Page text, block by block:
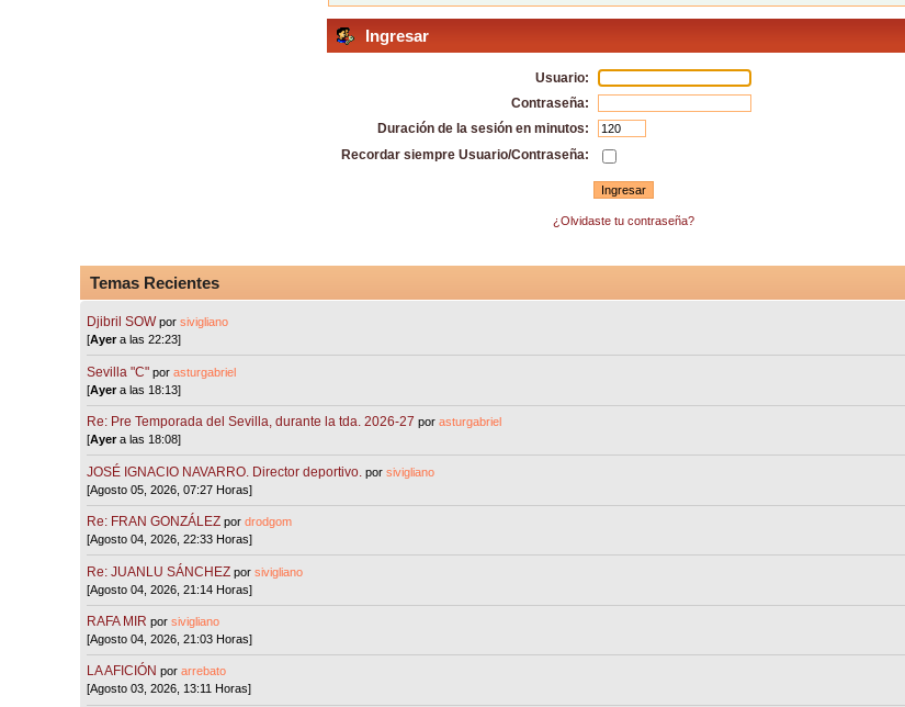
Ingresar
Usuario:
Contraseña:
Duración de la sesión en minutos:
Recordar siempre Usuario/Contraseña:
¿Olvidaste tu contraseña?
Temas Recientes
Djibril SOW porsivigliano
[Ayera las 22:23]
Sevilla "C"porasturgabriel
[Ayera las 18:13]
Re: Pre Temporada del Sevilla, durante la tda. 2026-27 porasturgabriel
[Ayera las 18:08]
JOSÉ IGNACIO NAVARRO. Director deportivo. porsivigliano
[Agosto 05, 2026, 07:27 Horas]
Re: FRAN GONZÁLEZ pordrodgom
[Agosto 04, 2026, 22:33 Horas]
Re: JUANLU SÁNCHEZ porsivigliano
[Agosto 04, 2026, 21:14 Horas]
RAFA MIR porsivigliano
[Agosto 04, 2026, 21:03 Horas]
LA AFICIÓN porarrebato
[Agosto 03, 2026, 13:11 Horas]